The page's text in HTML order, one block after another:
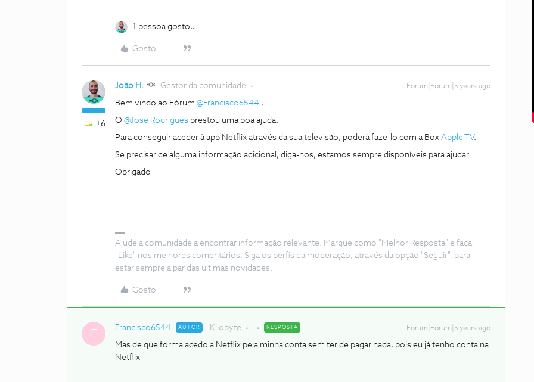
1 pessoa gostou
Gosto
+6
João H. Gestor da comunidade Forum|Forum|5 years ago
Bem vindo ao Fórum @Francisco6544 ,
O @Jose Rodrigues prestou uma boa ajuda.
Para conseguir aceder à app Netflix através da sua televisão, poderá faze-lo com a Box Apple TV.
Se precisar de alguma informação adicional, diga-nos, estamos sempre disponíveis para ajudar.
Obrigado
Ajude a comunidade a encontrar informação relevante. Marque como "Melhor Resposta" e faça
"Like" nos melhores comentários. Siga os perfis da moderação, através da opção "Seguir", para
estar sempre a par das ultimas novidades.
Gosto
F Francisco6544 AUTOR Kilobyte RESPOSTA Forum|Forum|5 years ago
Mas de que forma acedo a Netflix pela minha conta sem ter de pagar nada, pois eu já tenho conta na
Netflix